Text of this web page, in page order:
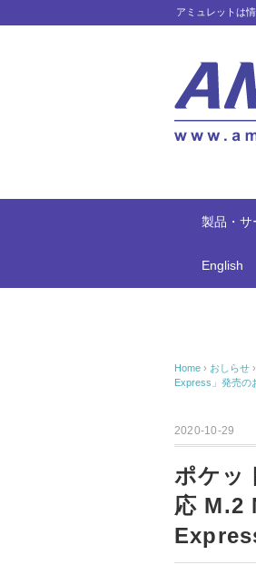
アミュレットは
製品・サ
English
Home › おしらせ ›
Express」発売の
2020-10-29
ポケッ
応 M.2